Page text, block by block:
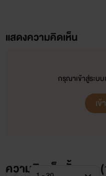
แสดงความคิดเห็น
กรุณาเข้าสู่ระบ
เ
ความคิดเห็นทั้งหมด (